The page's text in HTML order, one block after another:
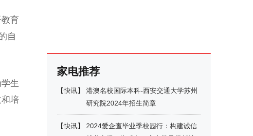
育
自
生
培
家电推荐
【快讯】
港澳名校国际本科-西安交通大学苏州
研究院2024年招生简章
【快讯】
2024爱企查毕业季校园行：构建诚信